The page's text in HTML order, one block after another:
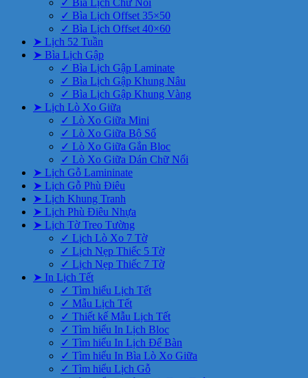
✓ Bìa Lịch Offset 35×50
✓ Bìa Lịch Offset 40×60
➤ Lịch 52 Tuần
➤ Bìa Lịch Gập
✓ Bìa Lịch Gập Laminate
✓ Bìa Lịch Gập Khung Nâu
✓ Bìa Lịch Gập Khung Vàng
➤ Lịch Lò Xo Giữa
✓ Lò Xo Giữa Mini
✓ Lò Xo Giữa Bộ Số
✓ Lò Xo Giữa Gắn Bloc
✓ Lò Xo Giữa Dán Chữ Nổi
➤ Lịch Gỗ Lamininate
➤ Lịch Gỗ Phù Điêu
➤ Lịch Khung Tranh
➤ Lịch Phù Điêu Nhựa
➤ Lịch Tờ Treo Tường
✓ Lịch Lò Xo 7 Tờ
✓ Lịch Nẹp Thiếc 5 Tờ
✓ Lịch Nẹp Thiếc 7 Tờ
➤ In Lịch Tết
✓ Tìm hiểu Lịch Tết
✓ Mẫu Lịch Tết
✓ Thiết kế Mẫu Lịch Tết
✓ Tìm hiểu In Lịch Bloc
✓ Tìm hiểu In Lịch Để Bàn
✓ Tìm hiểu In Bìa Lò Xo Giữa
✓ Tìm hiểu Lịch Gỗ